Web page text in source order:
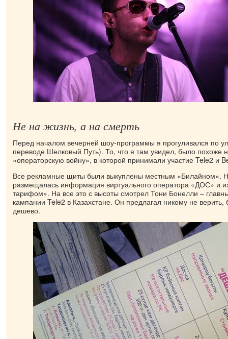
Не на жизнь, а на смерть
Перед началом вечерней шоу-программы я прогуливался по
переводе Шелковый Путь). То, что я там увидел, было похоже
«операторскую войну», в которой принимали участие Tele2 и
Все рекламные щиты были выкуплены местным «Билайном».
размещалась информация виртуального оператора «ДОС» и
тарифом». На все это с высоты смотрел Тони Бонелли –
кампании Tele2 в Казахстане. Он предлагал никому не верить,
дешево.